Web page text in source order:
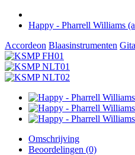
Happy - Pharrell Williams
Accordeon Blaasinstrumenten
Omschrijving
Beoordelingen (0)